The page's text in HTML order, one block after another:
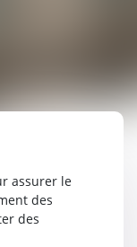
assurer le
des
des